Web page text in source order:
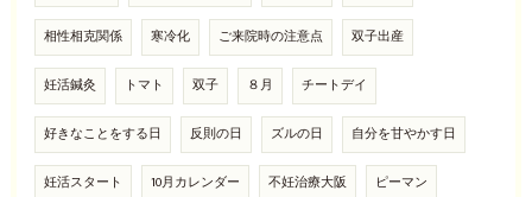
相性相克関係 寒冷化 ご来院時の注意点 双子出産
妊活鍼灸 トマト 双子 ８月 チートデイ
好きなことをする日 反則の日 ズルの日 自分を甘やかす日
妊活スタート 10月カレンダー 不妊治療大阪 ピーマン